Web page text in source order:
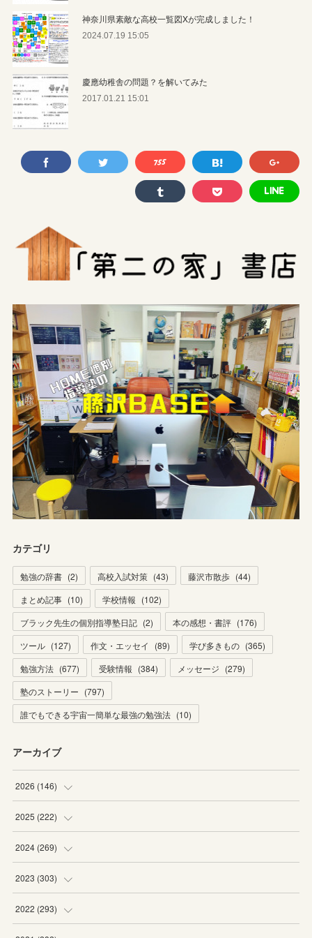
神奈川県素敵な高校一覧図Xが完成しました！
2024.07.19 15:05
慶應幼稚舎の問題？を解いてみた
2017.01.21 15:01
カテゴリ
勉強の辞書 (2) 高校入試対策 (43) 藤沢市散歩 (44)
まとめ記事 (10) 学校情報 (102)
ブラック先生の個別指導塾日記 (2) 本の感想・書評 (176)
ツール (127) 作文・エッセイ (89) 学び多きもの (365)
勉強方法 (677) 受験情報 (384) メッセージ (279)
塾のストーリー (797)
誰でもできる宇宙一簡単な最強の勉強法 (10)
アーカイブ
2026 (146)
(4)
(22
(20
(19
2025 (222)
(19
(20
(19
(20
2024 (269)
(16
(16
(21
2023 (303)
(27
2022 (293)